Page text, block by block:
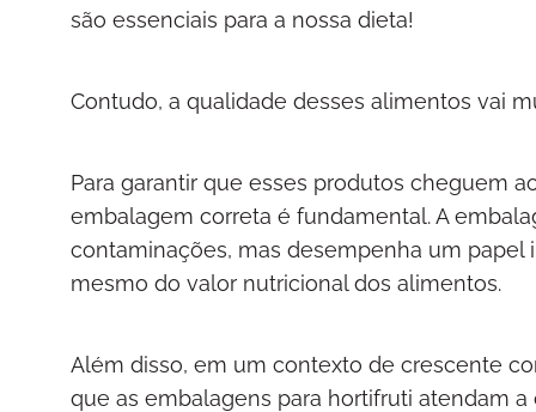
são essenciais para a nossa dieta!
Contudo, a qualidade desses alimentos vai
Para garantir que esses produtos cheguem
embalagem correta é fundamental. A
contaminações, mas desempenha um papel
mesmo do valor nutricional dos alimentos.
Além disso, em um contexto de crescente
que as embalagens para hortifruti atendam